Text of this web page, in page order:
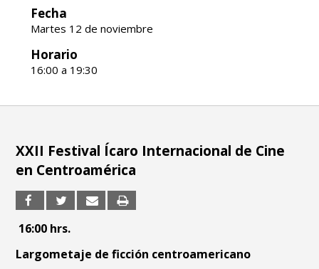
Fecha
Martes 12 de noviembre
Horario
16:00 a 19:30
XXII Festival Ícaro Internacional de Cine
en Centroamérica
16:00 hrs.
Largometaje de ficción centroamericano